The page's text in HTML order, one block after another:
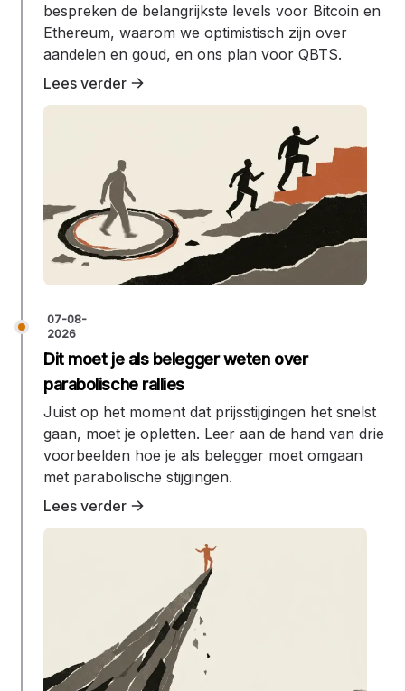
bespreken de belangrijkste levels voor Bitcoin en
Ethereum, waarom we optimistisch zijn over
aandelen en goud, en ons plan voor QBTS.
Lees verder
07-08-
2026
Dit moet je als belegger weten over
parabolische rallies
Juist op het moment dat prijsstijgingen het snelst
gaan, moet je opletten. Leer aan de hand van drie
voorbeelden hoe je als belegger moet omgaan
met parabolische stijgingen.
Lees verder